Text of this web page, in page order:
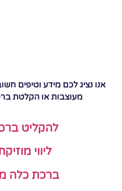
אנו נציג לכם מידע וטיפים
מעוצבות או הקלטת
להקליט
ליווי
ברכת כלה